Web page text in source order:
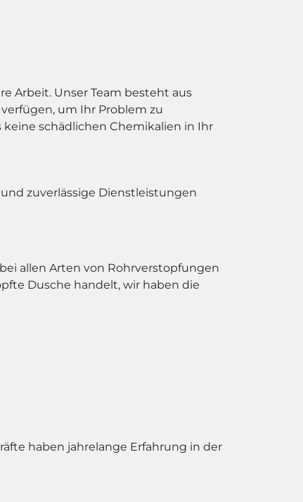
Arbeit. Unser Team besteht aus
um Ihr Problem zu
schädlichen Chemikalien in Ihr
zuverlässige Dienstleistungen
allen Arten von Rohrverstopfungen
Dusche handelt, wir haben die
haben jahrelange Erfahrung in der